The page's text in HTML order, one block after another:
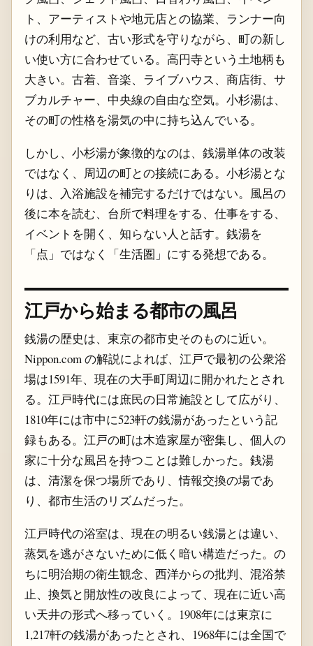
ト、アーティストや地元店との協業、ランナー向
けの利用など、古い形式を守りながら、町の新し
い使い方に合わせている。高円寺という土地柄も
大きい。古着、音楽、ライブハウス、商店街、サ
ブカルチャー、中央線の自由な空気。小杉湯は、
その町の性格を湯気の中に持ち込んでいる。
しかし、小杉湯が象徴的なのは、銭湯単体の改装
ではなく、周辺の町との接続にある。小杉湯とな
りは、入浴施設を補完するだけではない。風呂の
後に本を読む、台所で料理をする、仕事をする、
イベントを開く、知らない人と話す。銭湯を
「点」ではなく「生活圏」にする発想である。
江戸から始まる都市の風呂
銭湯の歴史は、東京の都市史そのものに近い。
Nippon.com の解説によれば、江戸で最初の公衆浴
場は1591年、現在の大手町周辺に開かれたとされ
る。江戸時代には庶民の日常施設として広がり、
1810年には市中に523軒の銭湯があったという記
録もある。江戸の町は木造家屋が密集し、個人の
家に十分な風呂を持つことは難しかった。銭湯
は、清潔を保つ場所であり、情報交換の場であ
り、都市生活のリズムだった。
江戸時代の浴室は、現在の明るい銭湯とは違い、
蒸気を逃がさないために低く暗い構造だった。の
ちに明治期の衛生観念、西洋からの批判、混浴禁
止、換気と開放性の改良によって、現在に近い高
い天井の形式へ移っていく。1908年には東京に
1,217軒の銭湯があったとされ、1968年には全国で